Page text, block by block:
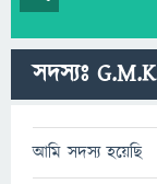
সদস্যঃ
আমি সদস্য হয়েছি